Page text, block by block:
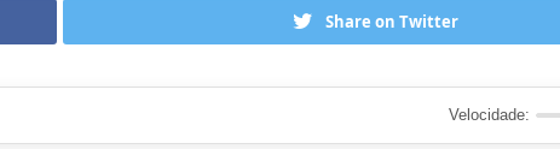
Share on Twitter
Velocidade: